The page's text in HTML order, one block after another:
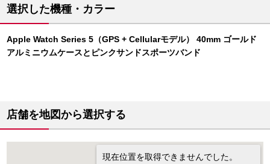
選択した機種・カラー
Apple Watch Series 5（GPS + Cellularモデル） 40mm ゴールド
アルミニウムケースとピンクサンドスポーツバンド
店舗を地図から選択する
現在位置を取得できませんでした。